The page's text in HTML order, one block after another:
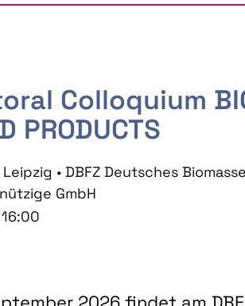
Colloquium
PRODUCTS
Leipzig • DBFZ Deutsches
GmbH